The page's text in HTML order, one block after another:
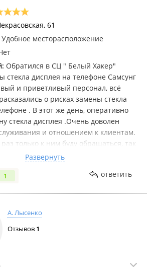
61
Удобное месторасположение
Обратился в СЦ " Белый Хакер"
стекла дисплея на телефоне Самсунг
и приветливый персонал, всё
о рисках замены стекла
. В этот же день, оперативно
стекла дисплея .Очень доволен
и отношением к клиентам.
только к ним буду обращаться, так
обращения в другие сервисные
рекомендую и желаю
им процветания ! Благодарю 🤝
Развернуть
1 ответить
А. Лысенко
Отзывов 1